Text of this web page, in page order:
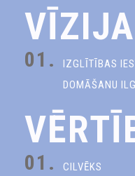
VĪZIJA
01.
IZGLĪTĪBAS
DOMĀŠANU
01. CILVĒKS